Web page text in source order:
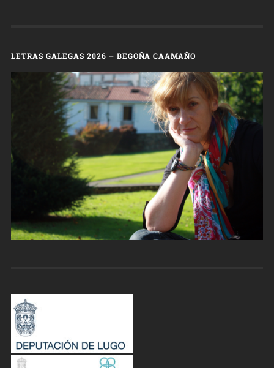
LETRAS GALEGAS 2026 – BEGOÑA CAAMAÑO